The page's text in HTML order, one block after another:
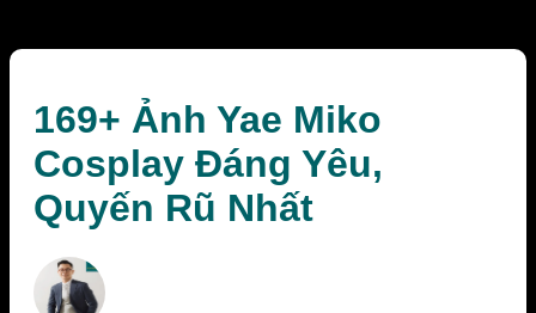
169+ Ảnh Yae Miko
Cosplay Đáng Yêu,
Quyến Rũ Nhất